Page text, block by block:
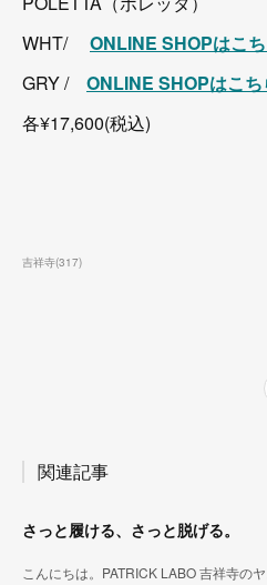
WHT/ ONLINE SHOPはこ
GRY / ONLINE SHOPはこち
各¥17,600(税込)
吉祥寺(317)
関連記事
さっと履ける、さっと脱げる。
こんにちは。PATRICK LABO 吉祥寺のヤ